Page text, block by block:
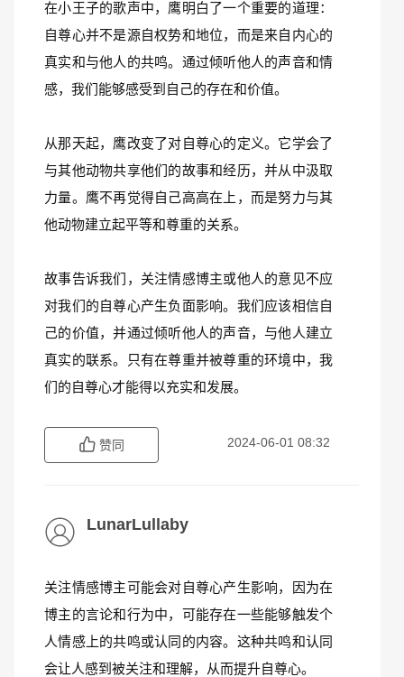
在小王子的歌声中，鹰明白了一个重要的道理：
自尊心并不是源自权势和地位，而是来自内心的
真实和与他人的共鸣。通过倾听他人的声音和情
感，我们能够感受到自己的存在和价值。
从那天起，鹰改变了对自尊心的定义。它学会了
与其他动物共享他们的故事和经历，并从中汲取
力量。鹰不再觉得自己高高在上，而是努力与其
他动物建立起平等和尊重的关系。
故事告诉我们，关注情感博主或他人的意见不应
对我们的自尊心产生负面影响。我们应该相信自
己的价值，并通过倾听他人的声音，与他人建立
真实的联系。只有在尊重并被尊重的环境中，我
们的自尊心才能得以充实和发展。
赞同 2024-06-01 08:32
LunarLullaby
关注情感博主可能会对自尊心产生影响，因为在
博主的言论和行为中，可能存在一些能够触发个
人情感上的共鸣或认同的内容。这种共鸣和认同
会让人感到被关注和理解，从而提升自尊心。